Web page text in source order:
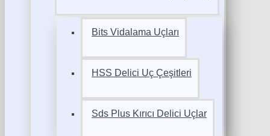
Bits Vidalama Uçları
HSS Delici Uç Çeşitleri
Sds Plus Kırıcı Delici Uçlar